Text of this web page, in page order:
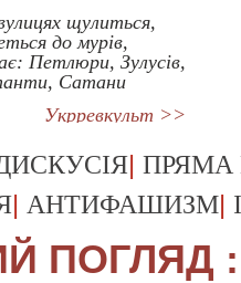
щулиться,
до мурів,
Петлюри, Зулусів,
Сатани
Укрревкульт >>
| ПРЯМА
| АНТИФАШИЗМ|
ПОГЛЯД